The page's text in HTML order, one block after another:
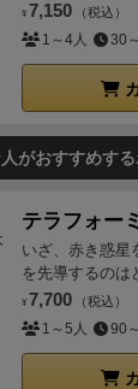
¥ 7,150 （税込）
1～4人 30
がおすすめす
テラフォー
いざ、赤き惑星
を先導するのは
¥ 7,700 （税込）
1～5人 90